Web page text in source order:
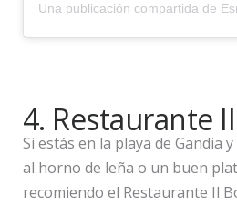
4. Restaurante
Si estás en la playa de Gandia
al horno de leña o un buen
recomiendo el Restaurante Il